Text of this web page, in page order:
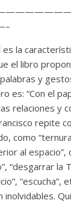
la
el libro
y
es: “Con el
relaciones y
repite
como
al espacio”,
“desgarrar la
“escucha”,
inolvidables.